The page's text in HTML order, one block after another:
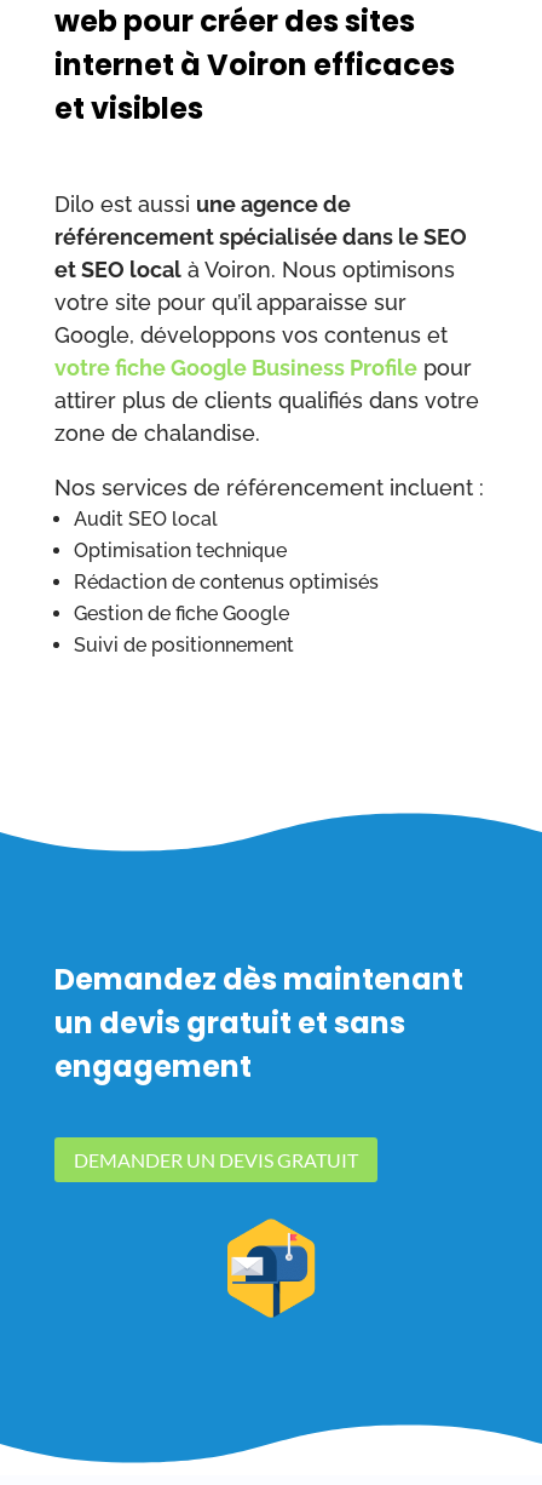
web pour créer des sites
internet à Voiron efficaces
et visibles
Dilo est aussi une agence de
référencement spécialisée dans le SEO
et SEO localà Voiron. Nous optimisons
votre site pour qu’il apparaisse sur
Google, développons vos contenus et
votre fiche Google Business Profilepour
attirer plus de clients qualifiés dans votre
zone de chalandise.
Nos services de référencement incluent :
Audit SEO local
Optimisation technique
Rédaction de contenus optimisés
Gestion de fiche Google
Suivi de positionnement
Demandez dès maintenant
un devis gratuit et sans
engagement
DEMANDER UN DEVIS GRATUIT